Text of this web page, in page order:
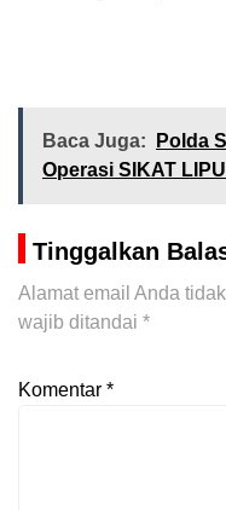
Baca Juga:
Polda
Operasi SIKAT
Tinggalkan
Alamat email Anda
wajib ditandai *
Komentar *